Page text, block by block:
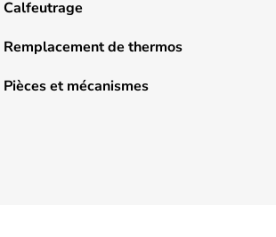
Calfeutrage
Remplacement de thermos
Pièces et mécanismes